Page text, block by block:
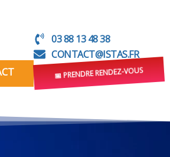
03 88 13 48 38
CONTACT@ISTAS.FR
📅 PRENDRE RENDEZ-VOUS